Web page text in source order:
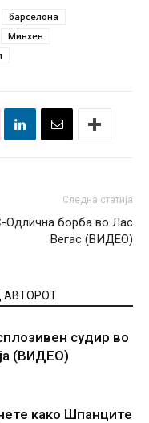
барселона
Минхен
Следна статија
Одлична борба во Лас
Вегас (ВИДЕО)
АВТОРОТ
судир во
(ВИДЕО)
како Шпанците